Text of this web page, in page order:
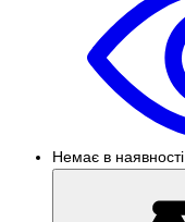
Немає в наявності